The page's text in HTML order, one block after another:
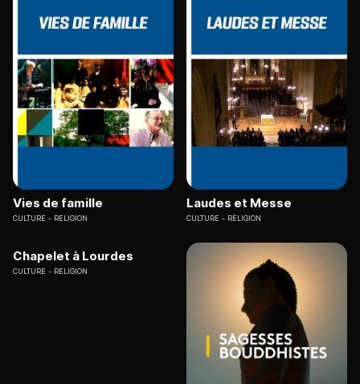
Vies de famille
CULTURE RELIGION
Laudes et Messe
CULTURE RELIGION
Chapelet à Lourdes
CULTURE RELIGION